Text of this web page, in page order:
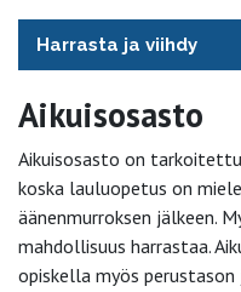
Harrasta ja viihdy
Aikuisosasto
Aikuisosasto on
koska lauluopetus on
äänenmurroksen jälkeen.
mahdollisuus harrastaa.
opiskella myös